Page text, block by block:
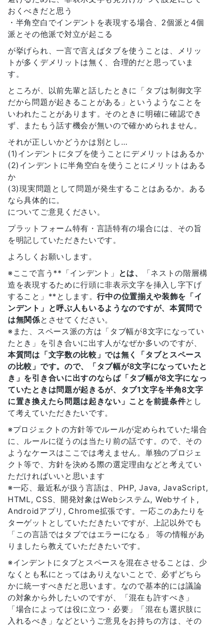
おくべきだと思う
・半角空白でインデントを表現する場合、2個派と4個
派とその他派で対立が起こる
が挙げられ、一言で言えばタブを使うことは、メリッ
トが多くデメリットは無く、合理的だと思っていま
す。
ところが、以前先輩と話したときに「タブは制御文字
だから問題が起きることがある」というようなことを
いわれたことがあります。そのときに明確に確認でき
ず、またもう話す機会が無いので確かめられません。
それが正しいかどうかは別とし…
(1)インデントにタブを使うことにデメリットはあるか
(2)インデントに半角空白を使うことにメリットはある
か
(3)現実問題として問題が発生することはあるか。ある
なら具体的に。
についてご意見ください。
プラットフォーム特有・言語特有の場合には、その旨
を明記していただきたいです。
よろしくお願いします。
※ここで言う**「インデント」 とは、
「ネストの階層構
造を表現するために行頭に非表示文字を挿入し字下げ
すること」**とします。行中の位置揃えや装飾を「イ
ンデント」と呼ぶ人もいるようなのですが、本質問で
は無関係とさせてください。
※また、スペース派の方は「タブ幅が8文字になってい
たとき」を引き合いに出す人がなぜか多いのですが、
本質問は「文字数の比較」では無く「タブとスペース
の比較」 です。ので、「タブ幅が8文字になっていたと
き」を引き合いに出すのならば「タブ幅が8文字になっ
ていたときは問題が起きるが、タブ1文字を半角8文字
に置き換えたら問題は起きない」ことを前提条件とし
て考えていただきたいです。
※プロジェクトの方針等でルールが定められていた場合
に、ルールに従うのは当たり前の話です。ので、その
ようなケースはここでは考えません。単独のプロジェ
クト等で、方針を決める際の選定理由などと考えてい
ただければいいと思います
※一応、最近私が扱う言語は、PHP, Java, JavaScript,
HTML, CSS、開発対象はWebシステム, Webサイト,
Androidアプリ, Chrome拡張です。一応このあたりを
ターゲットとしていただきたいですが、上記以外でも
「この言語ではタブではエラーになる」 等の情報があ
りましたら教えていただきたいです。
※インデントにタブとスペースを混在させることは、少
なくとも私にとってはありえないことで、必ずどちら
かに統一すべきだと思います。なので基本的には議論
の対象から外したいのですが、「混在も許すべき」
「場合によっては役に立つ・必要」「混在も選択肢に
入れるべき」などというご意見をお持ちの方は、その